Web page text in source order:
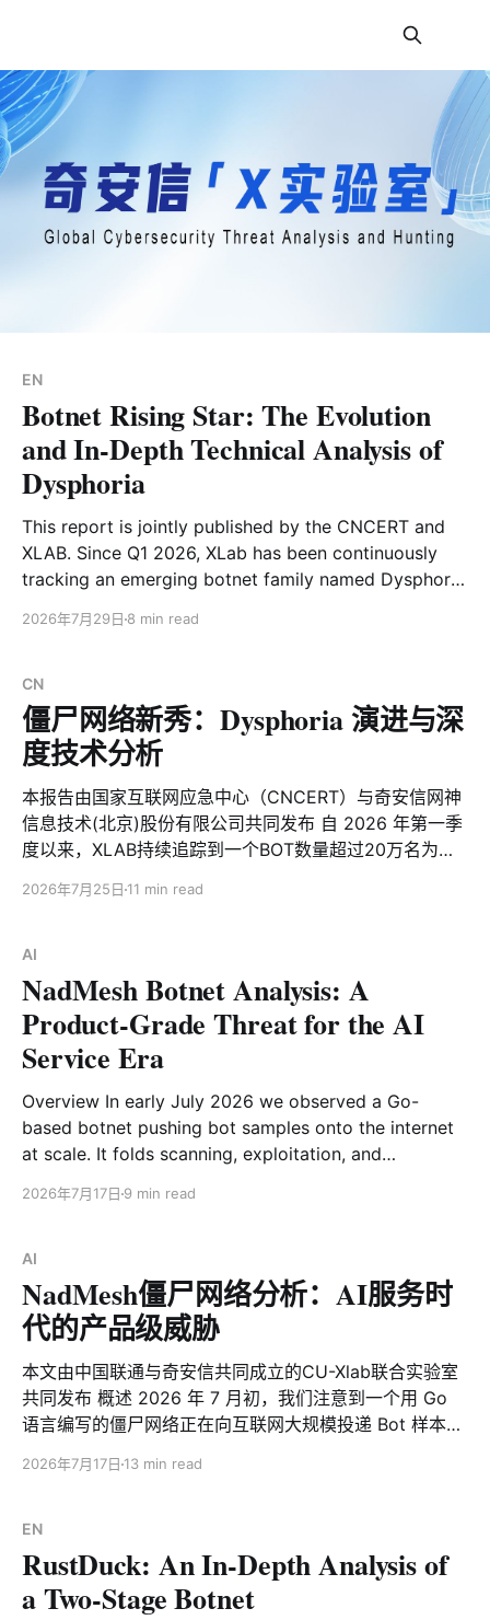
EN
Botnet Rising Star: The Evolution
and In-Depth Technical Analysis of
Dysphoria
This report is jointly published by the CNCERT and
XLAB. Since Q1 2026, XLab has been continuously
tracking an emerging botnet family named Dysphoria
few months this family has gone through frequent
demonstrating remarkable staying power.
2026年7月29日 8 min read
CN
僵尸网络新秀：Dysphoria 演进与深
度技术分析
本报告由国家互联网应急中心（CNCERT）与奇安信网神
信息技术(北京)股份有限公司共同发布 自 2026 年第一季
度以来，XLAB持续追踪到一个BOT数量超过20万名为
经历了频繁的变种更新与技术迭代，展现出极强的生命
期引入了基于区块链 ENS/SNS 域名的 C2 隐蔽解析机
制，甚至开始将受害者主机转化为 C2 中继/代理节点。
ENS/SNS域名以及中继/代理节点的使用使得防御方想要
摧毁Dysphoria变得更加困难。 本文将针对 Dysphoria
的历史演进时间线、核心字符串解密算法、C2 基础设施
染范围、DDoS攻击等方面进行深度剖析。 一、 家族演进
时间线 (Timeline) Dysphoria 家族的迭代速度极快，从最
初的资产关联到后期的混合拓扑结构，其关键节点如下：
* 3月25日 (初见端倪)： 捕获 jackskid 变种（
2026年7月25日 11 min read
AI
NadMesh Botnet Analysis: A
Product-Grade Threat for the AI
Service Era
Overview In early July 2026 we observed a Go-
based botnet pushing bot samples onto the internet
at scale. It folds scanning, exploitation, and
single autonomous platform. Because its controller
2026年7月17日 9 min read
AI
NadMesh僵尸网络分析：AI服务时
代的产品级威胁
本文由中国联通与奇安信共同成立的CU-Xlab联合实验室
共同发布 概述 2026 年 7 月初，我们注意到一个用 Go
语言编写的僵尸网络正在向互联网大规模投递 Bot 样本。
一套自治平台里。由于其控制端在代码中自称 n4d mesh
一次性的蠕虫爆发，而是一个长期迭代、目标明确指向 AI
基础设施与 MCP 生态的自治型僵尸网络。它区别于传统
蠕虫的地方在于： * 自治扫描引擎：内置 90+ 个云服务
商地址段，无人值守持续扩散 * 20+ 漏洞利用向量：覆盖
2026年7月17日 13 min read
EN
RustDuck: An In-Depth Analysis of
a Two-Stage Botnet